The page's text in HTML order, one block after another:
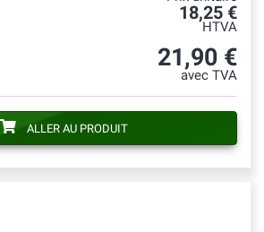
18,25 €
HTVA
21,90 €
avec TVA
ALLER AU PRODUIT